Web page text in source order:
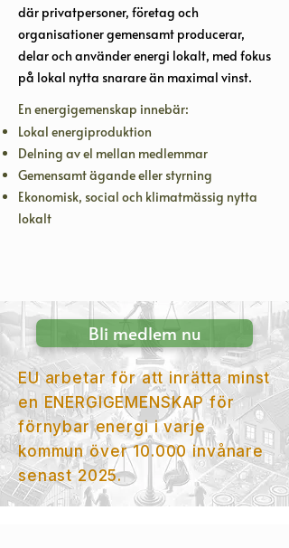
där privatpersoner, företag och
organisationer gemensamt producerar,
delar och använder energi lokalt, med fokus
på lokal nytta snarare än maximal vinst.
En energigemenskap innebär:
Lokal energiproduktion
Delning av el mellan medlemmar
Gemensamt ägande eller styrning
Ekonomisk, social och klimatmässig nytta
lokalt
Bli medlem nu
EU arbetar för att inrätta minst
en ENERGIGEMENSKAP för
förnybar energi i varje
kommun över 10.000 invånare
senast 2025.